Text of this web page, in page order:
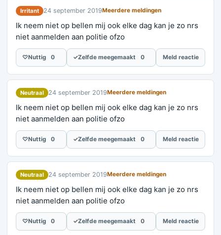
Irritant 24 september 2019Meerdere meldingen
Ik neem niet op bellen mij ook elke dag kan je zo nrs
niet aanmelden aan politie ofzo
♡Nuttig 0 ✓Zelfde meegemaakt 0 Meld reactie
Neutraal 24 september 2019Meerdere meldingen
Ik neem niet op bellen mij ook elke dag kan je zo nrs
niet aanmelden aan politie ofzo
♡Nuttig 0 ✓Zelfde meegemaakt 0 Meld reactie
Neutraal 24 september 2019Meerdere meldingen
Ik neem niet op bellen mij ook elke dag kan je zo nrs
niet aanmelden aan politie ofzo
♡Nuttig 0 ✓Zelfde meegemaakt 0 Meld reactie